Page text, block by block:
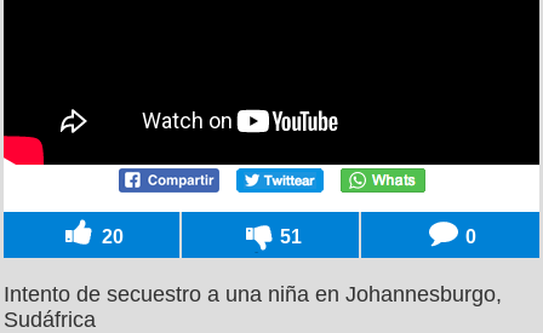
20 51 0
Intento de secuestro a una niña en Johannesburgo,
Sudáfrica